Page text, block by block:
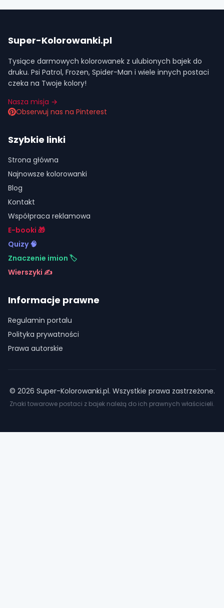
Super-Kolorowanki.pl
Tysiące darmowych kolorowanek z ulubionych bajek do
druku. Psi Patrol, Frozen, Spider-Man i wiele innych postaci
czeka na Twoje kolory!
Nasza misja →
Obserwuj nas na Pinterest
Szybkie linki
Strona główna
Najnowsze kolorowanki
Blog
Kontakt
Współpraca reklamowa
E-booki 🎁
Quizy 🧠
Znaczenie imion 🏷️
Wierszyki ✍️
Informacje prawne
Regulamin portalu
Polityka prywatności
Prawa autorskie
© 2026 Super-Kolorowanki.pl. Wszystkie prawa zastrzeżone.
Znaki towarowe postaci z bajek należą do ich prawnych właścicieli.